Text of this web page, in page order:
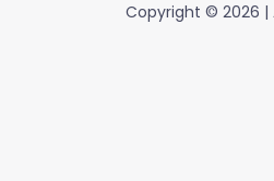
Copyright © 2026 |